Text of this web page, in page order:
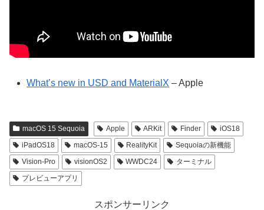
What’s new in USD and MaterialX – Apple
macOS 15 Sequoia Apple ARKit Finder
iOS18
iPadOS18
macOS-15 RealityKit
Sequoiaの新機能
Vision-Pro
visionOS2 WWDC24
ターミナル
プレビューアプリ
スポンサーリンク